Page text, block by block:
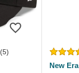
(5)
New Era